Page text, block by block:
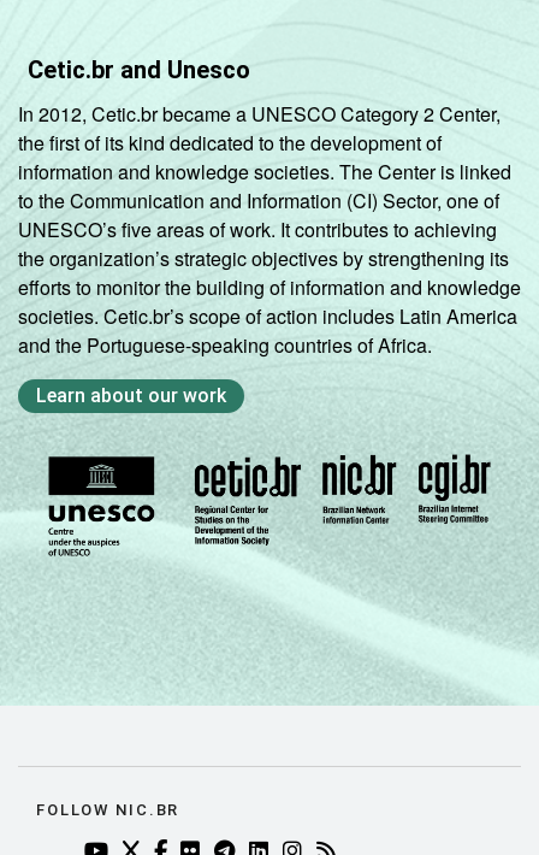
Cetic.br and Unesco
In 2012, Cetic.br became a UNESCO Category 2 Center,
the first of its kind dedicated to the development of
information and knowledge societies. The Center is linked
to the Communication and Information (CI) Sector, one of
UNESCO’s five areas of work. It contributes to achieving
the organization’s strategic objectives by strengthening its
efforts to monitor the building of information and knowledge
societies. Cetic.br’s scope of action includes Latin America
and the Portuguese-speaking countries of Africa.
Learn about our work
FOLLOW NIC.BR